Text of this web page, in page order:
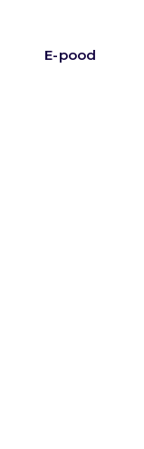
E-pood